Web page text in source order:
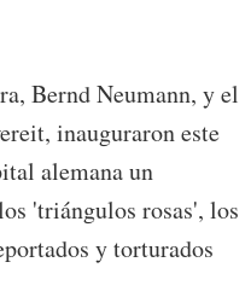
Bernd Neumann, y el
inauguraron este
alemana un
'triángulos rosas', los
y torturados